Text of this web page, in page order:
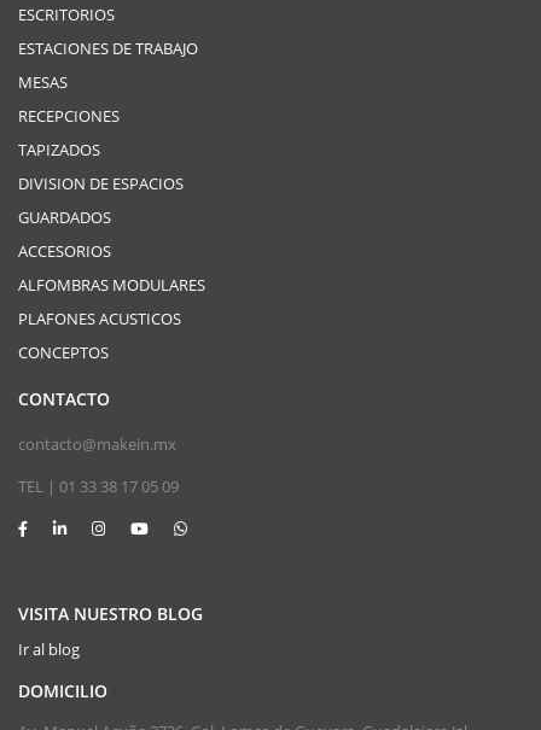
ESCRITORIOS
ESTACIONES DE TRABAJO
MESAS
RECEPCIONES
TAPIZADOS
DIVISION DE ESPACIOS
GUARDADOS
ACCESORIOS
ALFOMBRAS MODULARES
PLAFONES ACUSTICOS
CONCEPTOS
CONTACTO
contacto@makein.mx
TEL | 01 33 38 17 05 09
VISITA NUESTRO BLOG
Ir al blog
DOMICILIO